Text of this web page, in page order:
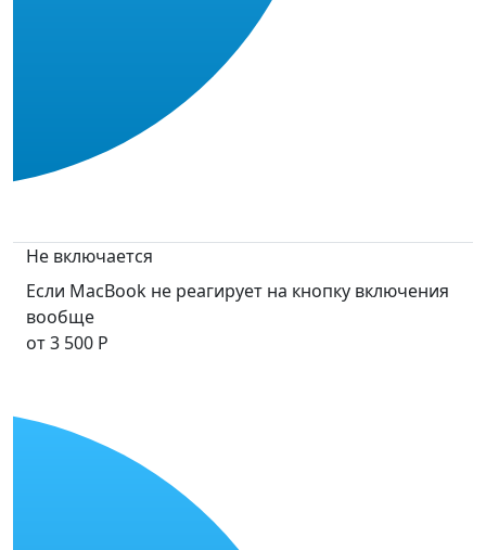
Не включается
Если MacBook не реагирует на кнопку включения
вообще
от 3 500 Р